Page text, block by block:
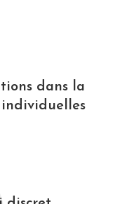
dans la
individuelles